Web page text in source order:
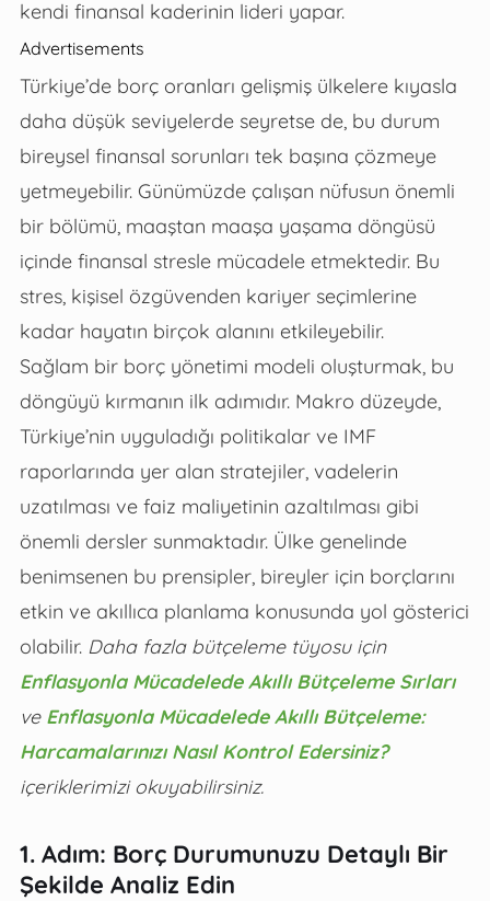
kendi finansal kaderinin lideri yapar.
Advertisements
Türkiye’de borç oranları gelişmiş ülkelere kıyasla
daha düşük seviyelerde seyretse de, bu durum
bireysel finansal sorunları tek başına çözmeye
yetmeyebilir. Günümüzde çalışan nüfusun önemli
bir bölümü, maaştan maaşa yaşama döngüsü
içinde finansal stresle mücadele etmektedir. Bu
stres, kişisel özgüvenden kariyer seçimlerine
kadar hayatın birçok alanını etkileyebilir.
Sağlam bir borç yönetimi modeli oluşturmak, bu
döngüyü kırmanın ilk adımıdır. Makro düzeyde,
Türkiye’nin uyguladığı politikalar ve IMF
raporlarında yer alan stratejiler, vadelerin
uzatılması ve faiz maliyetinin azaltılması gibi
önemli dersler sunmaktadır. Ülke genelinde
benimsenen bu prensipler, bireyler için borçlarını
etkin ve akıllıca planlama konusunda yol gösterici
olabilir. Daha fazla bütçeleme tüyosu için
Enflasyonla Mücadelede Akıllı Bütçeleme Sırları
ve Enflasyonla Mücadelede Akıllı Bütçeleme:
Harcamalarınızı Nasıl Kontrol Edersiniz?
içeriklerimizi okuyabilirsiniz.
1. Adım: Borç Durumunuzu Detaylı Bir
Şekilde Analiz Edin